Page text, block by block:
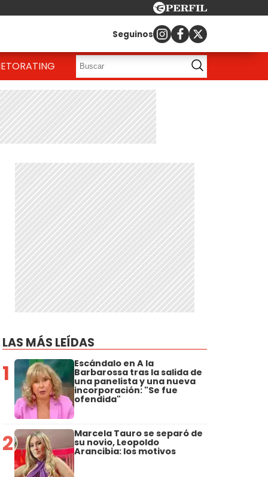
Seguinos
RATING
LAS MÁS LEÍDAS
1 Escándalo en A la
Barbarossa tras la salida de
una panelista y una nueva
incorporación: "Se fue
ofendida"
2 Marcela Tauro se separó de
su novio, Leopoldo
Arancibia: los motivos